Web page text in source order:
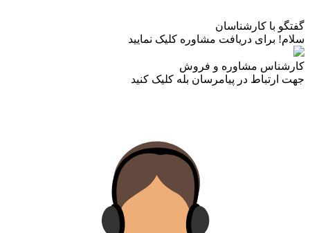
گفتگو با کارشناسان
سلام! برای دریافت مشاوره کلیک نمایید
کارشناس مشاوره و فروش
جهت ارتباط در پیامرسان بله کلیک کنید